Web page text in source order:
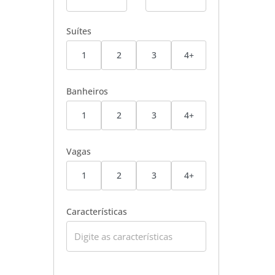
Suítes
1 2 3 4+
Banheiros
1 2 3 4+
Vagas
1 2 3 4+
Características